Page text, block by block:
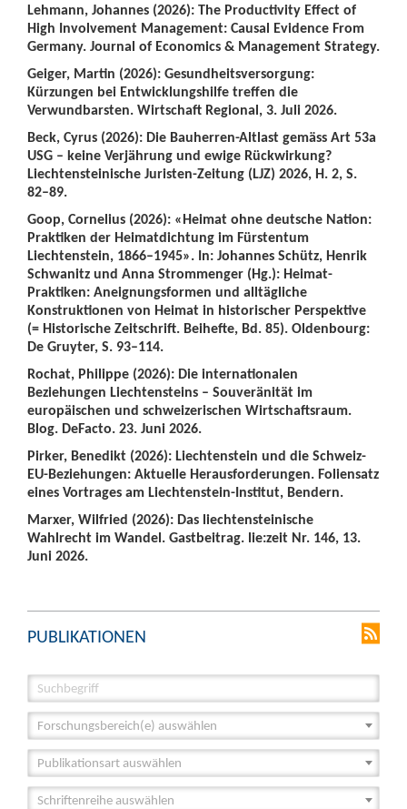
Lehmann, Johannes (2026): The Productivity Effect of
High Involvement Management: Causal Evidence From
Germany. Journal of Economics & Management Strategy.
Geiger, Martin (2026): Gesundheitsversorgung:
Kürzungen bei Entwicklungshilfe treffen die
Verwundbarsten. Wirtschaft Regional, 3. Juli 2026.
Beck, Cyrus (2026): Die Bauherren-Altlast gemäss Art 53a
USG – keine Verjährung und ewige Rückwirkung?
Liechtensteinische Juristen-Zeitung (LJZ) 2026, H. 2, S.
82–89.
Goop, Cornelius (2026): «Heimat ohne deutsche Nation:
Praktiken der Heimatdichtung im Fürstentum
Liechtenstein, 1866–1945». In: Johannes Schütz, Henrik
Schwanitz und Anna Strommenger (Hg.): Heimat-
Praktiken: Aneignungsformen und alltägliche
Konstruktionen von Heimat in historischer Perspektive
(= Historische Zeitschrift. Beihefte, Bd. 85). Oldenbourg:
De Gruyter, S. 93–114.
Rochat, Philippe (2026): Die internationalen
Beziehungen Liechtensteins – Souveränität im
europäischen und schweizerischen Wirtschaftsraum.
Blog. DeFacto. 23. Juni 2026.
Pirker, Benedikt (2026): Liechtenstein und die Schweiz-
EU-Beziehungen: Aktuelle Herausforderungen. Foliensatz
eines Vortrages am Liechtenstein-Institut, Bendern.
Marxer, Wilfried (2026): Das liechtensteinische
Wahlrecht im Wandel. Gastbeitrag. lie:zeit Nr. 146, 13.
Juni 2026.
PUBLIKATIONEN
Forschungsbereich(e) auswählen
Publikationsart auswählen
Schriftenreihe auswählen